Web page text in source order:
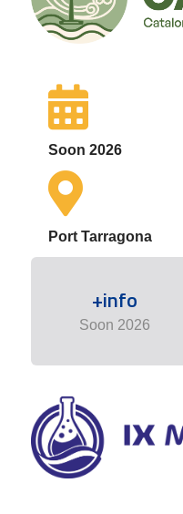
Soon 2026
Port Tarragona
+info
Soon 2026